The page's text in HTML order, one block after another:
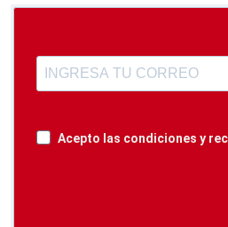
Acepto las condiciones y